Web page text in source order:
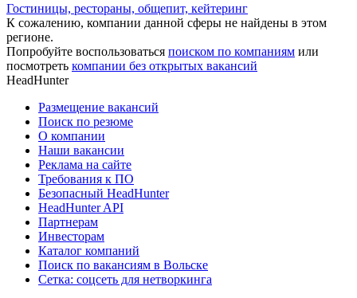
Гостиницы, рестораны, общепит, кейтеринг
К сожалению, компании данной сферы не найдены в этом
регионе.
Попробуйте воспользоваться поиском по компаниям или
посмотреть компании без открытых вакансий
HeadHunter
Размещение вакансий
Поиск по резюме
О компании
Наши вакансии
Реклама на сайте
Требования к ПО
Безопасный HeadHunter
HeadHunter API
Партнерам
Инвесторам
Каталог компаний
Поиск по вакансиям в Вольске
Сетка: соцсеть для нетворкинга